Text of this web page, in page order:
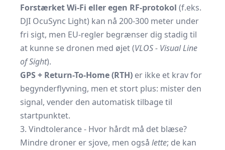
Forstærket Wi-Fi eller egen RF-protokol (f.eks.
DJI OcuSync Light) kan nå 200-300 meter under
fri sigt, men EU-regler begrænser dig stadig til
at kunne se dronen med øjet (VLOS - Visual Line
of Sight).
GPS + Return-To-Home (RTH) er ikke et krav for
begynderflyvning, men et stort plus: mister den
signal, vender den automatisk tilbage til
startpunktet.
3. Vindtolerance - Hvor hårdt må det blæse?
Mindre droner er sjove, men også lette; de kan